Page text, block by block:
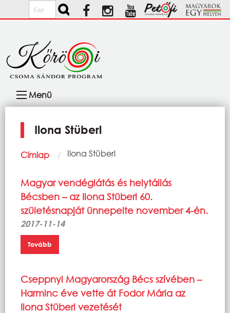
Ugrás a tartalomra
Keresés
navigáció
Menü
Ilona Stüberl
Morzsa
Címlap Current:
Ilona Stüberl
Magyar vendéglátás és helytállás
Bécsben – az Ilona Stüberl 60.
születésnapját ünnepelte november 4-én.
2017-11-14
Tovább
Cseppnyi Magyarország Bécs szívében –
Harminc éve vette át Fodor Mária az
Ilona Stüberl vezetését